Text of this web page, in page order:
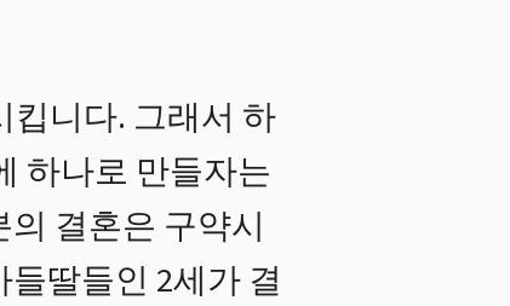
킵니다. 그래서 하
하나로 만들자는
결혼은 구약시
딸들인 2세가 결